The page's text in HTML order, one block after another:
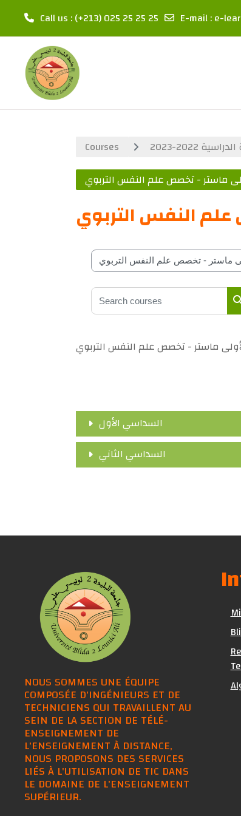
Skip to main content
Call us : (+213) 025 25 25 25 E-mail:e-
Courses 2022-2023
ماستر - تخصص علم النفس التربوي
النفس التربوي
Course classifications by year
Search courses
ماستر - تخصص علم النفس التربوي
السداسي الأول
السداسي الثاني
NOUS SOMMES UNE ÉQUIPE
COMPOSÉE D'INGÉNIEURS ET DE
TECHNICIENS QUI TRAVAILLENT AU
SEIN DE LA SECTION DE TÉLÉ-
ENSEIGNEMENT DE
L'ENSEIGNEMENT À DISTANCE,
NOUS PROPOSONS DES SERVICES
LIÉS À L'UTILISATION DE TIC DANS
LE DOMAINE DE L'ENSEIGNEMENT
SUPÉRIEUR.